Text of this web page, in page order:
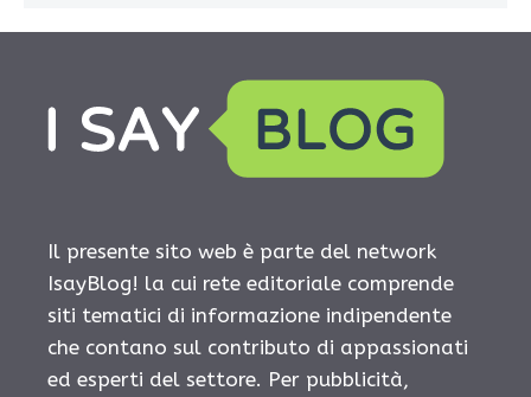
Il presente sito web è parte del network
IsayBlog! la cui rete editoriale comprende
siti tematici di informazione indipendente
che contano sul contributo di appassionati
ed esperti del settore. Per pubblicità,